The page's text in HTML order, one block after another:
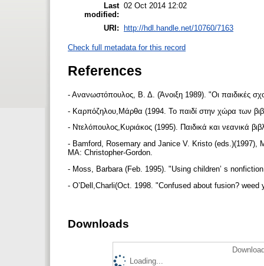
Last
modified:
02 Oct 2014 12:02
URI: http://hdl.handle.net/10760/7163
Check full metadata for this record
References
- Ανανωστόπουλος, Β. Δ. (Άνοιξη 1989). "Οι παιδικές
- Καρπόζηλου,Μάρθα (1994. Το παιδί στην χώρα των
- Ντελόπουλος,Κυριάκος (1995). Παιδικά και νεανικά
- Bamford, Rosemary and Janice V. Kristo
MA: Christopher-Gordon.
- Moss, Barbara (Feb. 1995). "Using children’ s
- O’Dell,Charli(Oct. 1998. "Confused about fusion?
Downloads
Loading...